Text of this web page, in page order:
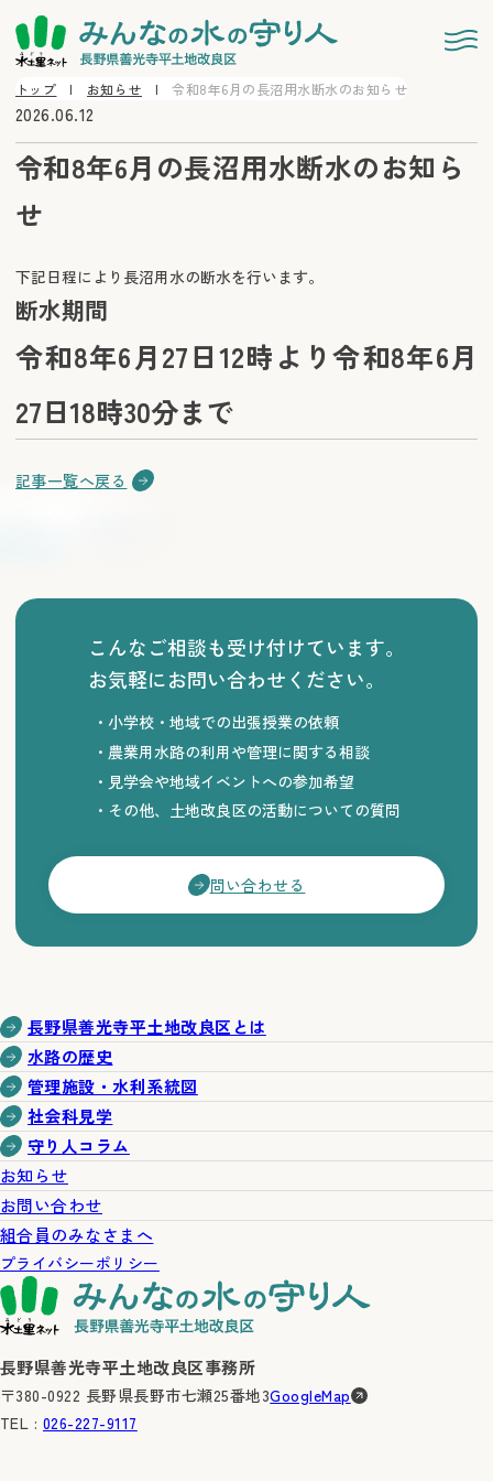
トップ お知らせ 令和8年6月の長沼用水断水のお知らせ
令和8年6月の長沼用水断水のお知ら
せ
2026.06.12
下記日程により長沼用水の断水を行います。
断水期間
令和8年6月27日12時より令和8年6月
27日18時30分まで
記事一覧へ戻る
こんなご相談も受け付けています。
お気軽にお問い合わせください。
小学校・地域での出張授業の依頼
農業用水路の利用や管理に関する相談
見学会や地域イベントへの参加希望
その他、土地改良区の活動についての質問
問い合わせる
長野県善光寺平土地改良区とは
水路の歴史
管理施設・水利系統図
社会科見学
守り人コラム
お知らせ
お問い合わせ
組合員のみなさまへ
プライバシーポリシー
長野県善光寺平土地改良区事務所
〒380-0922 長野県長野市七瀬25番地3GoogleMap
TEL : 026-227-9117